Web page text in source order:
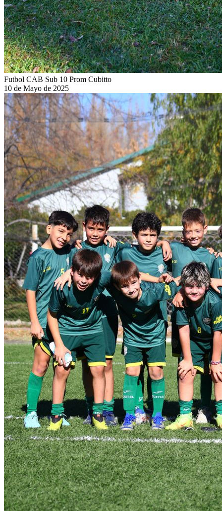
Futbol CAB Sub 10 Prom Cubitto
10 de Mayo de 2025